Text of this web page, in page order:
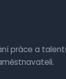
práce a